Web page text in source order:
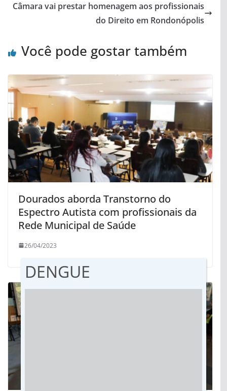
Câmara vai prestar homenagem aos profissionais
do Direito em Rondonópolis
Você pode gostar também
Dourados aborda Transtorno do
Espectro Autista com profissionais da
Rede Municipal de Saúde
26/04/2023
DENGUE